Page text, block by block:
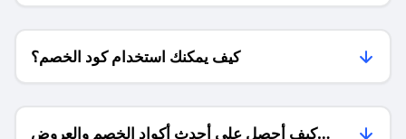
كيف يمكنك استخدام كود الخصم؟
كيف أحصل على أحدث أكواد الخصم والعروض